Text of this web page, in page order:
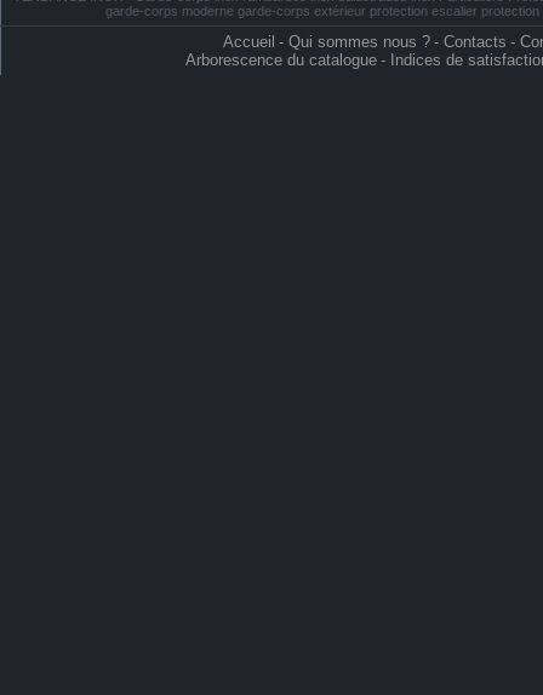
garde-corps moderne garde-corps extérieur protection escalier
Accueil - Qui sommes nous ? - Contacts -
Arborescence du catalogue - Indices de